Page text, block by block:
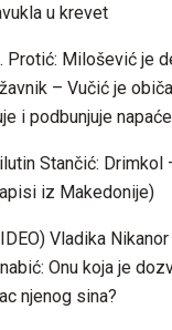
u krevet
Protić: Milošević je
– Vučić je
i podbunjuje
Stančić: Drimkol
iz Makedonije)
Vladika
Onu koja je
njenog sina?